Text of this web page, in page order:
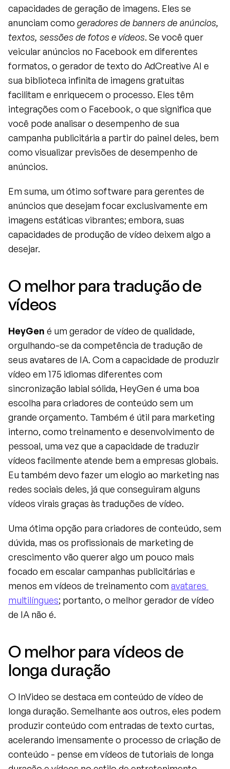
capacidades de geração de imagens. Eles se
anunciam como geradores de banners de anúncios,
textos, sessões de fotos e vídeos. Se você quer
veicular anúncios no Facebook em diferentes
formatos, o gerador de texto do AdCreative AI e
sua biblioteca infinita de imagens gratuitas
facilitam e enriquecem o processo. Eles têm
integrações com o Facebook, o que significa que
você pode analisar o desempenho de sua
campanha publicitária a partir do painel deles, bem
como visualizar previsões de desempenho de
anúncios.
Em suma, um ótimo software para gerentes de
anúncios que desejam focar exclusivamente em
imagens estáticas vibrantes; embora, suas
capacidades de produção de vídeo deixem algo a
desejar.
O melhor para tradução de
vídeos
HeyGen é um gerador de vídeo de qualidade,
orgulhando-se da competência de tradução de
seus avatares de IA. Com a capacidade de produzir
vídeo em 175 idiomas diferentes com
sincronização labial sólida, HeyGen é uma boa
escolha para criadores de conteúdo sem um
grande orçamento. Também é útil para marketing
interno, como treinamento e desenvolvimento de
pessoal, uma vez que a capacidade de traduzir
vídeos facilmente atende bem a empresas globais.
Eu também devo fazer um elogio ao marketing nas
redes sociais deles, já que conseguiram alguns
vídeos virais graças às traduções de vídeo.
Uma ótima opção para criadores de conteúdo, sem
dúvida, mas os profissionais de marketing de
crescimento vão querer algo um pouco mais
focado em escalar campanhas publicitárias e
menos em vídeos de treinamento com avatares
multilíngues; portanto, o melhor gerador de vídeo
de IA não é.
O melhor para vídeos de
longa duração
O InVideo se destaca em conteúdo de vídeo de
longa duração. Semelhante aos outros, eles podem
produzir conteúdo com entradas de texto curtas,
acelerando imensamente o processo de criação de
conteúdo - pense em vídeos de tutoriais de longa